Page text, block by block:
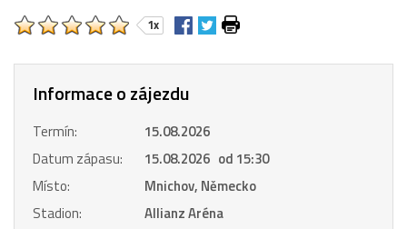
1x
Informace o zájezdu
Termín:
15.08.2026
Datum zápasu:
15.08.2026 od 15:30
Místo:
Mnichov, Německo
Stadion:
Allianz Aréna